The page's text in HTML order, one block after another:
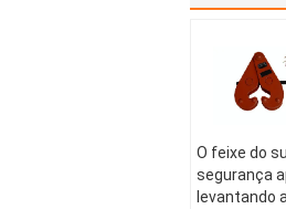
O feixe do
segurança
levantando a